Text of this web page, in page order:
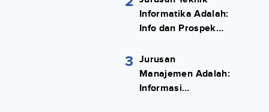
Informatika Adalah:
Info dan Prospek
3 Jurusan
Manajemen Adalah:
Informasi